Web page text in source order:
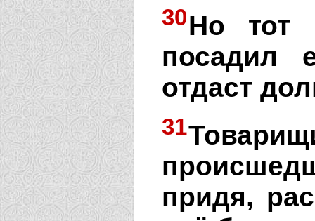
30Но тот
посадил
отдаст
31
придя,